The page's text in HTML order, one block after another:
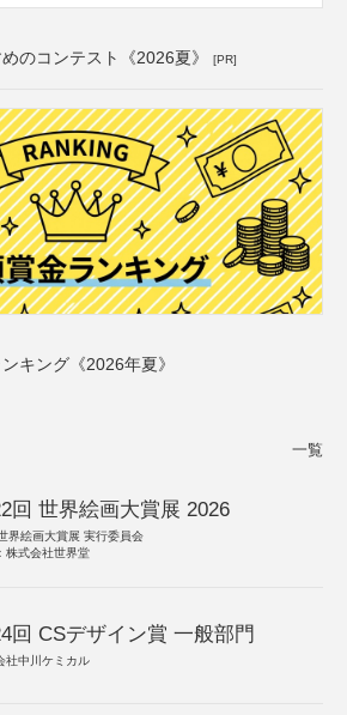
のコンテスト《2026夏》 [PR]
キング《2026年夏》
一覧
回 世界絵画大賞展 2026
界絵画大賞展 実行委員会
株式会社世界堂
回 CSデザイン賞 一般部門
社中川ケミカル